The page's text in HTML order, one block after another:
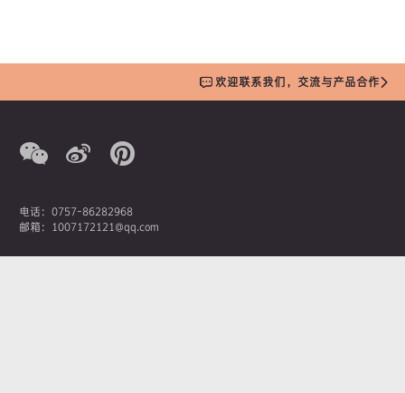
欢迎联系我们，交流与产品合作
电话：0757-86282968
邮箱：1007172121@qq.com